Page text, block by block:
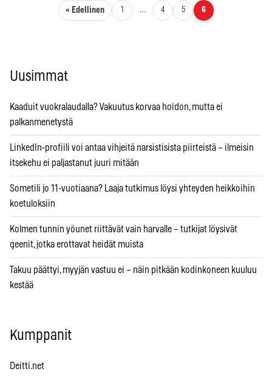
Artikkelien sivutus
« Edellinen 1 … 4 5 6
Uusimmat
Kaaduit vuokralaudalla? Vakuutus korvaa hoidon, mutta ei
palkanmenetystä
LinkedIn-profiili voi antaa vihjeitä narsistisista piirteistä – ilmeisin
itsekehu ei paljastanut juuri mitään
Sometili jo 11-vuotiaana? Laaja tutkimus löysi yhteyden heikkoihin
koetuloksiin
Kolmen tunnin yöunet riittävät vain harvalle – tutkijat löysivät
geenit, jotka erottavat heidät muista
Takuu päättyi, myyjän vastuu ei – näin pitkään kodinkoneen kuuluu
kestää
Kumppanit
Deitti.net